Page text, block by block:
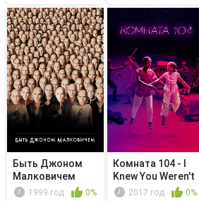
Быть Джоном
Малковичем
1999 год 0%
Комната 104 - I
Knew You Weren't
Dead2017 год 0%